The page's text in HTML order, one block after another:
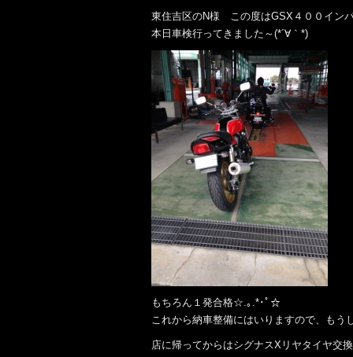
東住吉区のN様 この度はGSX４００イン
本日車検行ってきました～(*´∀｀*)
もちろん１発合格☆.｡.*･ﾟ☆
これから納車整備にはいりますので、もう
店に帰ってからはシグナスXリヤタイヤ交